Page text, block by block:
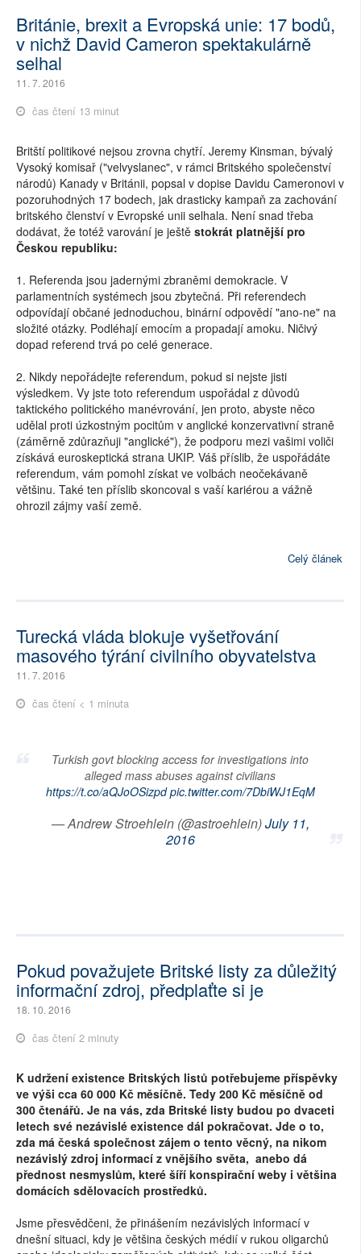
Británie, brexit a Evropská unie: 17 bodů,
v nichž David Cameron spektakulárně
selhal
11. 7. 2016
čas čtení 13 minut
Britští politikové nejsou zrovna chytří. Jeremy Kinsman, bývalý
Vysoký komisař ("velvyslanec", v rámci Britského společenství
národů) Kanady v Británii, popsal v dopise Davidu Cameronovi v
pozoruhodných 17 bodech, jak drasticky kampaň za zachování
britského členství v Evropské unii selhala. Není snad třeba
dodávat, že totéž varování je ještě stokrát platnější pro
Českou republiku:
1. Referenda jsou jadernými zbraněmi demokracie. V
parlamentních systémech jsou zbytečná. Při referendech
odpovídají občané jednoduchou, binární odpovědí "ano-ne" na
složité otázky. Podléhají emocím a propadají amoku. Ničivý
dopad referend trvá po celé generace.
2. Nikdy nepořádejte referendum, pokud si nejste jisti
výsledkem. Vy jste toto referendum uspořádal z důvodů
taktického politického manévrování, jen proto, abyste něco
udělal proti úzkostným pocitům v anglické konzervativní straně
(záměrně zdůrazňuji "anglické"), že podporu mezi vašimi voliči
získává euroskeptická strana UKIP. Váš příslib, že uspořádáte
referendum, vám pomohl získat ve volbách neočekávaně
většinu. Také ten příslib skoncoval s vaší kariérou a vážně
ohrozil zájmy vaší země.
Celý článek
Turecká vláda blokuje vyšetřování
masového týrání civilního obyvatelstva
11. 7. 2016
čas čtení < 1 minuta
Turkish govt blocking access for investigations into
alleged mass abuses against civilians
https://t.co/aQJoOSizpd pic.twitter.com/7DbiWJ1EqM
— Andrew Stroehlein (@astroehlein)July 11,
2016
Pokud považujete Britské listy za důležitý
informační zdroj, předplaťte si je
18. 10. 2016
čas čtení 2 minuty
K udržení existence Britských listů potřebujeme příspěvky
ve výši cca 60 000 Kč měsíčně. Tedy 200 Kč měsíčně od
300 čtenářů. Je na vás, zda Britské listy budou po dvaceti
letech své nezávislé existence dál pokračovat. Jde o to,
zda má česká společnost zájem o tento věcný, na nikom
nezávislý zdroj informací z vnějšího světa, anebo dá
přednost nesmyslům, které šíří konspirační weby i většina
domácích sdělovacích prostředků.
Jsme přesvědčeni, že přinášením nezávislých informací v
dnešní situaci, kdy je většina českých médií v rukou oligarchů